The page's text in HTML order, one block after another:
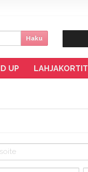
Haku
UP LAHJAKORTIT